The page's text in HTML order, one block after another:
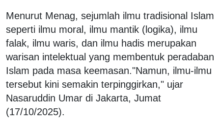
Menurut Menag, sejumlah ilmu tradisional Islam
seperti ilmu moral, ilmu mantik (logika), ilmu
falak, ilmu waris, dan ilmu hadis merupakan
warisan intelektual yang membentuk peradaban
Islam pada masa keemasan."Namun, ilmu-ilmu
tersebut kini semakin terpinggirkan," ujar
Nasaruddin Umar di Jakarta, Jumat
(17/10/2025).